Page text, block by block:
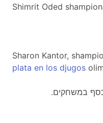
Shimrit Oded
Sharon Kantor,
plata en los djugos
.שרון קנטור אלופת עולם ומדליית כסף במשחקים